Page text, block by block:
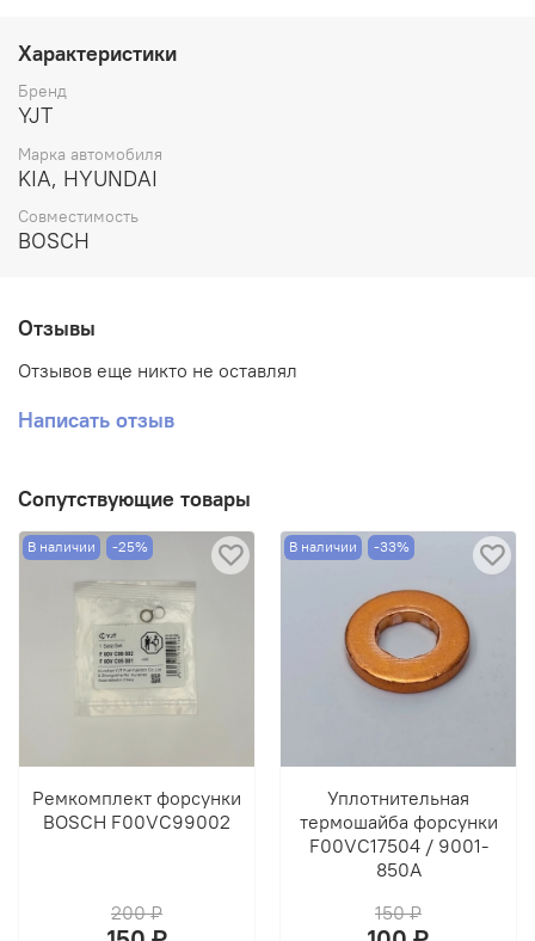
Артикул: F00VC01335.
Номера аналогов: нет.
Характеристики
Бренд
YJT
Марка автомобиля
KIA, HYUNDAI
Совместимость
BOSCH
Отзывы
Отзывов еще никто не оставлял
Написать отзыв
Сопутствующие товары
В наличии -25%
Ремкомплект форсунки
BOSCH F00VC99002
200 ₽
В наличии -33%
Уплотнительная
термошайба форсунки
F00VC17504 / 9001-
850A
150 ₽